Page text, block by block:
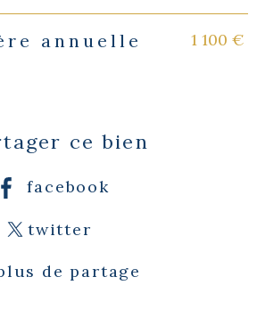
annuelle 1 100 €
ce bien
facebook
twitter
de partage